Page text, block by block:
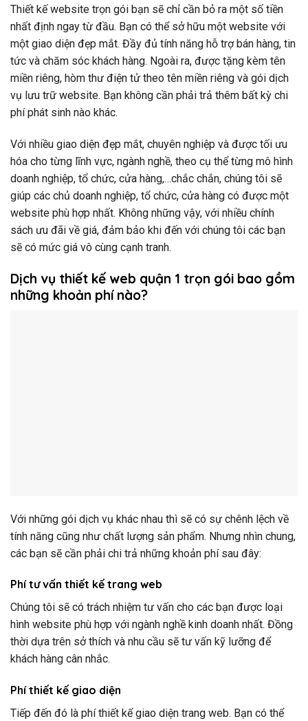
Thiết kế website trọn gói bạn sẽ chỉ cần bỏ ra một số tiền
nhất định ngay từ đầu. Bạn có thể sở hữu một website với
một giao diện đẹp mắt. Đầy đủ tính năng hỗ trợ bán hàng, tin
tức và chăm sóc khách hàng. Ngoài ra, được tặng kèm tên
miền riêng, hòm thư điện tử theo tên miền riêng và gói dịch
vụ lưu trữ website. Bạn không cần phải trả thêm bất kỳ chi
phí phát sinh nào khác.
Với nhiều giao diện đẹp mắt, chuyên nghiệp và được tối ưu
hóa cho từng lĩnh vực, ngành nghề, theo cụ thể từng mô hình
doanh nghiệp, tổ chức, cửa hàng,…chắc chắn, chúng tôi sẽ
giúp các chủ doanh nghiệp, tổ chức, cửa hàng có được một
website phù hợp nhất. Không những vậy, với nhiều chính
sách ưu đãi về giá, đảm bảo khi đến với chúng tôi các bạn
sẽ có mức giá vô cùng cạnh tranh.
Dịch vụ thiết kế web quận 1 trọn gói bao gồm
những khoản phí nào?
Với những gói dịch vụ khác nhau thì sẽ có sự chênh lệch về
tính năng cũng như chất lượng sản phẩm. Nhưng nhìn chung,
các bạn sẽ cần phải chi trả những khoản phí sau đây:
Phí tư vấn thiết kế trang web
Chúng tôi sẽ có trách nhiệm tư vấn cho các bạn được loại
hình website phù hợp với ngành nghề kinh doanh nhất. Đồng
thời dựa trên sở thích và nhu cầu sẽ tư vấn kỹ lưỡng để
khách hàng cân nhắc.
Phí thiết kế giao diện
Tiếp đến đó là phí thiết kế giao diện trang web. Bạn có thể